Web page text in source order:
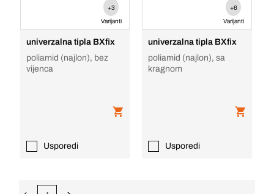
+3
Varijanti
univerzalna tipla BXfix
poliamid (najlon), bez
vijenca
Usporedi
+6
Varijanti
univerzalna tipla BXfix
poliamid (najlon), sa
kragnom
Usporedi